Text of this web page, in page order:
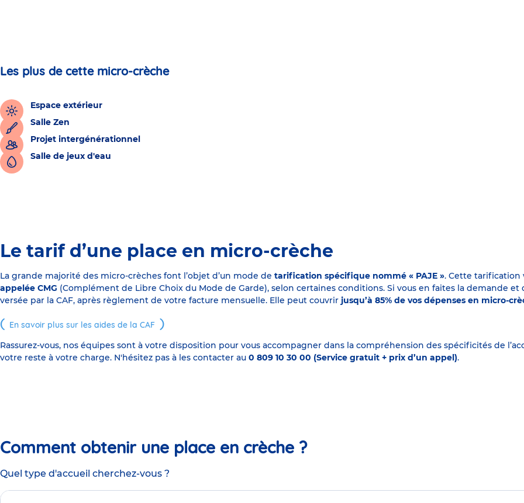
Les plus de cette micro-crèche
Espace extérieur
Salle Zen
Projet intergénérationnel
Salle de jeux d'eau
Le tarif d’une place en micro-crèche
La grande majorité des micro-crèches font l’objet d’un mode de tarification spécifique nommé « PAJE ». Cette tarification
appelée CMG (Complément de Libre Choix du Mode de Garde), selon certaines conditions. Si vous en faites la demande
versée par la CAF, après règlement de votre facture mensuelle. Elle peut couvrir jusqu’à 85% de vos dépenses en micro-
En savoir plus sur les aides de la CAF
Rassurez-vous, nos équipes sont à votre disposition pour vous accompagner dans la compréhension des spécificités de
votre reste à votre charge. N'hésitez pas à les contacter au 0 809 10 30 00 (Service gratuit + prix d’un appel).
Comment obtenir une place en crèche ?
Quel type d'accueil cherchez-vous ?